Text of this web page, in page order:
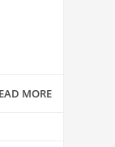
MORE